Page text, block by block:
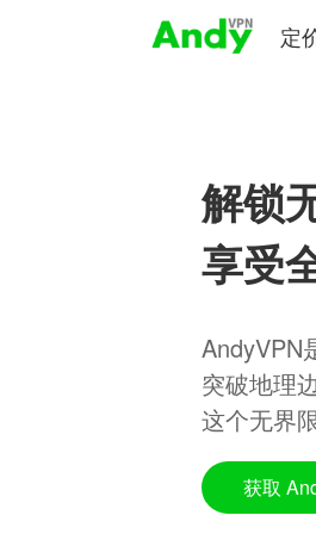
定
解锁
享受
AndyVPN
突破地理
这个无界
获取